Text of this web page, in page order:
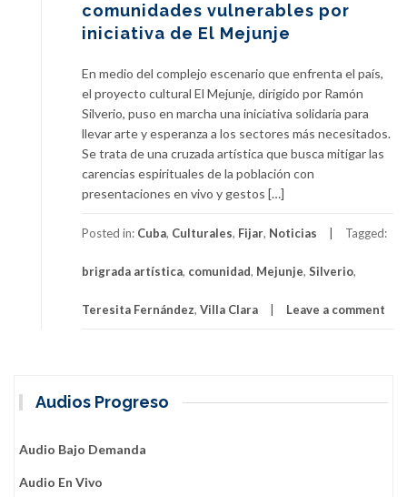
comunidades vulnerables por
iniciativa de El Mejunje
En medio del complejo escenario que enfrenta el país,
el proyecto cultural El Mejunje, dirigido por Ramón
Silverio, puso en marcha una iniciativa solidaria para
llevar arte y esperanza a los sectores más necesitados.
Se trata de una cruzada artística que busca mitigar las
carencias espirituales de la población con
presentaciones en vivo y gestos […]
Posted in: Cuba, Culturales, Fijar, Noticias Tagged:
brigrada artística, comunidad, Mejunje, Silverio,
Teresita Fernández, Villa Clara Leave a comment
Audios Progreso
Audio Bajo Demanda
Audio En Vivo